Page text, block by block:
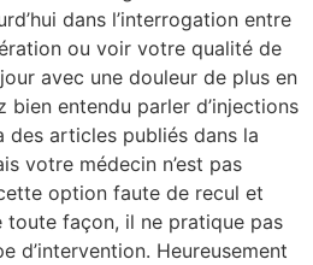
dans l’interrogation entre
ou voir votre qualité de
avec une douleur de plus en
bien entendu parler d’injections
des articles publiés dans la
votre médecin n’est pas
option faute de recul et
toute façon, il ne pratique pas
d’intervention. Heureusement